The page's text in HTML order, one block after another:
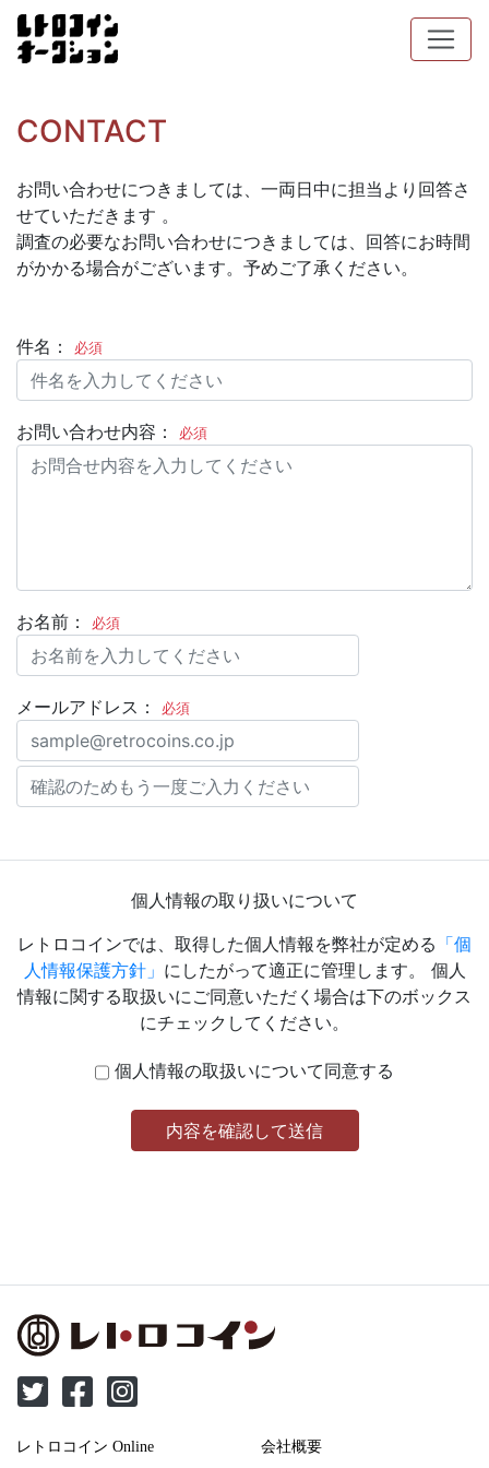
CONTACT
お問い合わせにつきましては、一両日中に担当より回答さ
せていただきます 。
調査の必要なお問い合わせにつきましては、回答にお時間
がかかる場合がございます。予めご了承ください。
件名： 必須
お問い合わせ内容： 必須
お名前： 必須
メールアドレス： 必須
個人情報の取り扱いについて
レトロコインでは、取得した個人情報を弊社が定める 「個
人情報保護方針」 にしたがって適正に管理します。 個人
情報に関する取扱いにご同意いただく場合は下のボックス
にチェックしてください。
個人情報の取扱いについて同意する
内容を確認して送信
レトロコイン Online 会社概要